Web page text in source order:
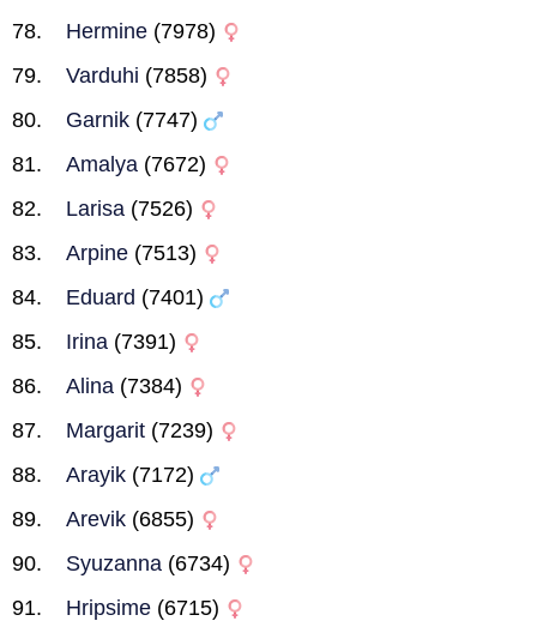
Hermine (7978)
Varduhi (7858)
Garnik (7747)
Amalya (7672)
Larisa (7526)
Arpine (7513)
Eduard (7401)
Irina (7391)
Alina (7384)
Margarit (7239)
Arayik (7172)
Arevik (6855)
Syuzanna (6734)
Hripsime (6715)